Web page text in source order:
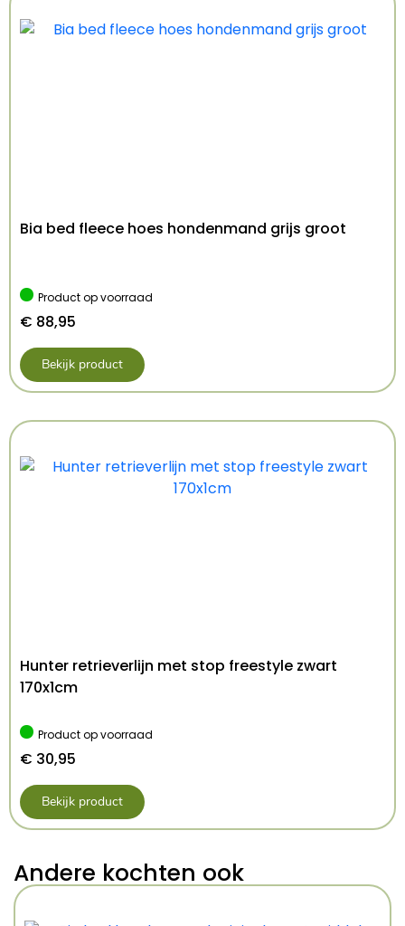
heerlijk de warmte vasthoudt. Voor een stoere
look heeft de trui een capuchon, die met een
bijdraagt aan de bescherming van het
Nordic-product draag je dus samen met Trixie
bij aan de duurzame bescherming van de
natuur en de biodiversiteit!
– Stoere, comfortabele hondentrui van Trixie
– Uit de Be Nordic-lijn, met het anker-logo op
de rug afgebeeld
– Van sweatstof, heerlijk warm
– Met capuchon, met een drukknoop op de rug
Ruglengte: 27 cm
Buikomvang: 36 cm
Nekomvang: 28 cm
Kenmerken: 27 cm
Kleur: Blauw
Bia bed fleece hoes hondenmand grijs groot
Product op voorraad
€ 88,95
Bekijk product
Hunter retrieverlijn met stop freestyle zwart
170x1cm
Product op voorraad
€ 30,95
Bekijk product
Andere kochten ook